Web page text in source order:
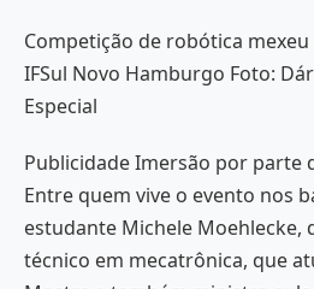
Competição de robótica
IFSul Novo Hamburgo Foto:
Especial
Publicidade Imersão por parte
Entre quem vive o evento nos
estudante Michele Moehlecke,
técnico em mecatrônica, que